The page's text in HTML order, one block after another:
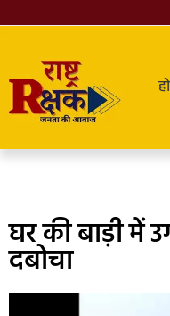
घर की बाड़ी में
दबोचा